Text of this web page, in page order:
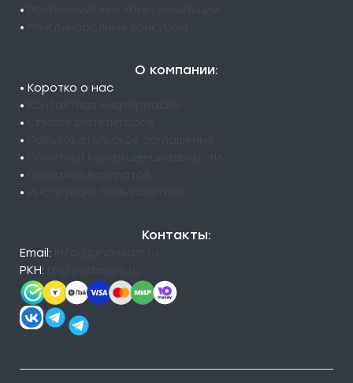
•
•
О компании:
• Коротко о нас
•
•
•
•
•
•
Контакты:
Email:
РКН: